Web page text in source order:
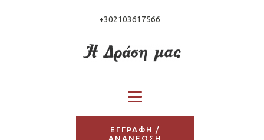
+302103617566
ΕΓΓΡΑΦΗ /
ΑΝΑΝΕΩΣΗ